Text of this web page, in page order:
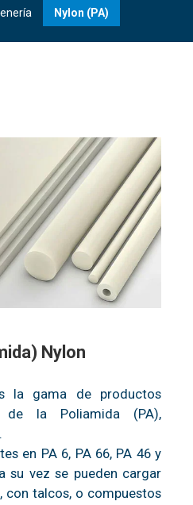
Nylon (PA)
Nylon
la gama de productos
de la Poliamida (PA),
en PA 6, PA 66, PA 46 y
su vez se pueden cargar
con talcos, o compuestos